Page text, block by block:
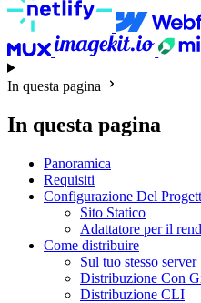
In questa pagina
In questa pagina
Panoramica
Requisiti
Configurazione Del
Sito Statico
Adattatore per il
Come distribuire
Sul tuo stesso server
Distribuzione Con
Distribuzione CLI